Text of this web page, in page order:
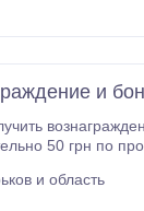
и
50 грн по
от минфин:
и область